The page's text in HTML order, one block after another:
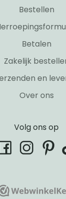
Bestellen
Betalen
Zakelijk
en
Over ons
Volg ons op
facebookinstagram